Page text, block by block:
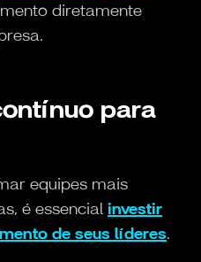
diretamente
para
equipes mais
é essencial investir
de seus líderes.